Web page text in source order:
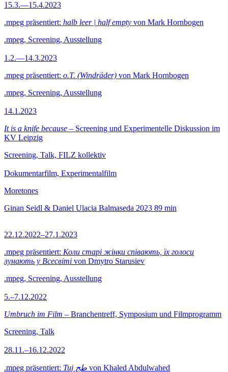
15.3.—15.4.2023
.mpeg präsentiert: halb leer | half empty von Mark Hornbogen
.mpeg, Screening, Ausstellung
1.2.—14.3.2023
.mpeg präsentiert: o.T. (Windräder) von Mark Hornbogen
.mpeg, Screening, Ausstellung
14.1.2023
It is a knife because – Screening und Experimentelle Diskussion im
KV Leipzig
Screening, Talk, FILZ kollektiv
Dokumentarfilm, Experimentalfilm
Moretones
Ginan Seidl & Daniel Ulacia Balmaseda 2023 89 min
22.12.2022–27.1.2023
.mpeg präsentiert: Коли старі жінки співають, їх голоси
лунають у Всесвіті von Dmytro Starusiev
.mpeg, Screening, Ausstellung
5.–7.12.2022
Umbruch im Film – Branchentreff, Symposium und Filmprogramm
Screening, Talk
28.11.–16.12.2022
.mpeg präsentiert: Tuj طج von Khaled Abdulwahed